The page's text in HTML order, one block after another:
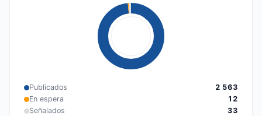
Publicados
2 563
En espera
12
Señalados
33